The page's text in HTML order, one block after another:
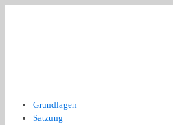
Grundlagen
Satzung